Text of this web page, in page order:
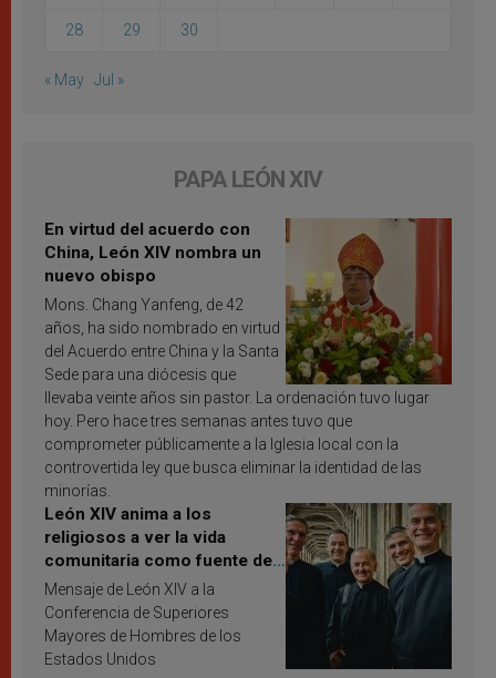
28 29 30
« May Jul »
PAPA LEÓN XIV
En virtud del acuerdo con
China, León XIV nombra un
nuevo obispo
Mons. Chang Yanfeng, de 42
años, ha sido nombrado en virtud
del Acuerdo entre China y la Santa
Sede para una diócesis que
llevaba veinte años sin pastor. La ordenación tuvo lugar
hoy. Pero hace tres semanas antes tuvo que
comprometer públicamente a la Iglesia local con la
controvertida ley que busca eliminar la identidad de las
minorías.
León XIV anima a los
religiosos a ver la vida
comunitaria como fuente de
inspiración y santificación
Mensaje de León XIV a la
Conferencia de Superiores
Mayores de Hombres de los
Estados Unidos